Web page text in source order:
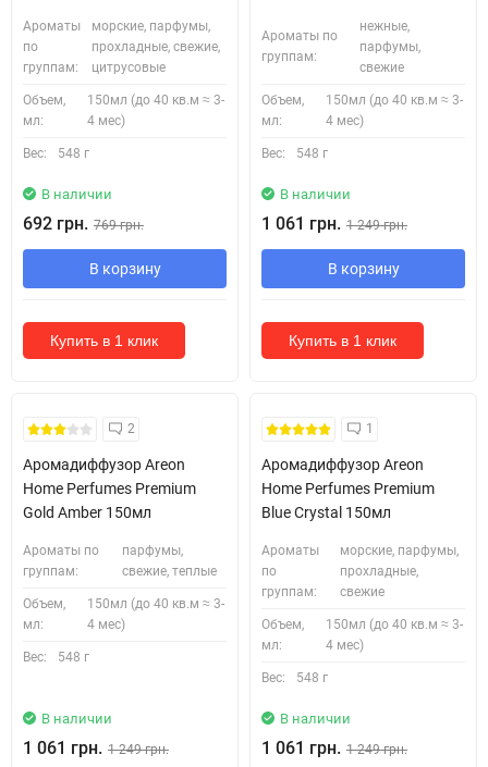
Ароматы
по
группам:
морские, парфумы,
прохладные, свежие,
цитрусовые
Объем,
мл:
150мл (до 40 кв.м ≈ 3-
4 мес)
Вес: 548 г
В наличии
692 грн. 769 грн.
В корзину
Купить в 1 клик
Ароматы по
группам:
нежные,
парфумы,
свежие
Объем,
мл:
150мл (до 40 кв.м ≈ 3-
4 мес)
Вес: 548 г
В наличии
1 061 грн. 1 249 грн.
В корзину
Купить в 1 клик
2
Аромадиффузор Areon
Home Perfumes Premium
Gold Amber 150мл
Ароматы по
группам:
парфумы,
свежие, теплые
Объем,
мл:
150мл (до 40 кв.м ≈ 3-
4 мес)
Вес: 548 г
В наличии
1 061 грн. 1 249 грн.
1
Аромадиффузор Areon
Home Perfumes Premium
Blue Crystal 150мл
Ароматы
по
группам:
морские, парфумы,
прохладные,
свежие
Объем,
мл:
150мл (до 40 кв.м ≈ 3-
4 мес)
Вес: 548 г
В наличии
1 061 грн. 1 249 грн.